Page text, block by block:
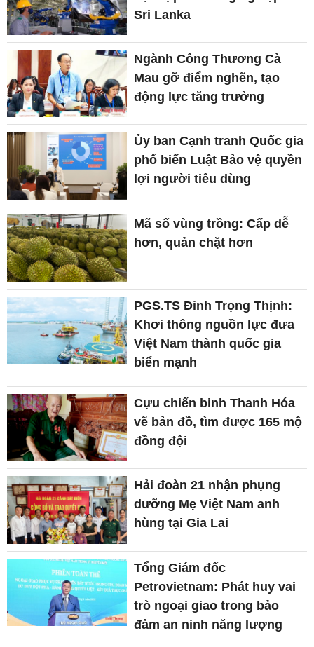
Sri Lanka
Ngành Công Thương Cà
Mau gỡ điểm nghẽn, tạo
động lực tăng trưởng
Ủy ban Cạnh tranh Quốc gia
phổ biến Luật Bảo vệ quyền
lợi người tiêu dùng
Mã số vùng trồng: Cấp dễ
hơn, quản chặt hơn
PGS.TS Đinh Trọng Thịnh:
Khơi thông nguồn lực đưa
Việt Nam thành quốc gia
biển mạnh
Cựu chiến binh Thanh Hóa
vẽ bản đồ, tìm được 165 mộ
đồng đội
Hải đoàn 21 nhận phụng
dưỡng Mẹ Việt Nam anh
hùng tại Gia Lai
Tổng Giám đốc
Petrovietnam: Phát huy vai
trò ngoại giao trong bảo
đảm an ninh năng lượng